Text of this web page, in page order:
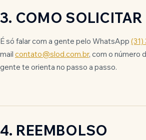
3. COMO SOLICITAR
É só falar com a gente pelo WhatsApp
mail contato@slod.com.br, com o número
gente te orienta no passo a passo.
4. REEMBOLSO